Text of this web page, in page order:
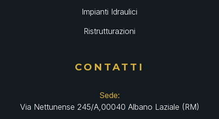
Impianti Idraulici
Ristrutturazioni
CONTATTI
Sede:
Via Nettunense 245/A,00040 Albano Laziale (RM)